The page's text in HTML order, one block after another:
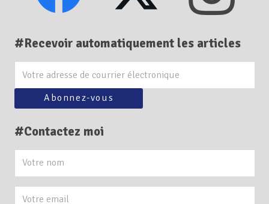
#Recevoir automatiquement les articles
#Contactez moi